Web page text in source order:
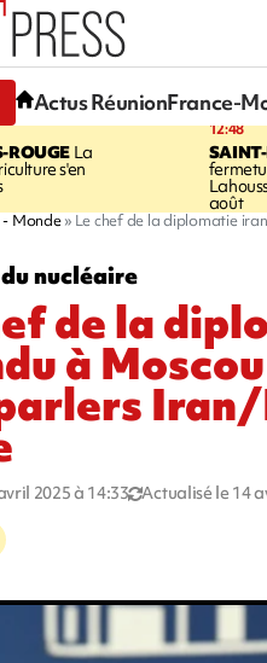
Actus RéunionFrance-
ROUGELa
s'en
12:48
août
- Monde Le chef de la diplomatie
nucléaire
de la
à
2025 à 14:33 Actualisé le 14